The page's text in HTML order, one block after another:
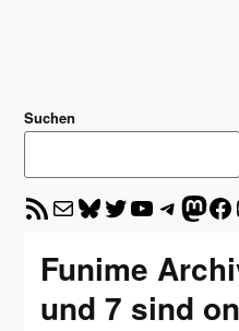
Suchen
RSS-Feed E-Mail Bluesky Twitter YouTube TelegramMastodon Facebook
Funime
und 7 sind